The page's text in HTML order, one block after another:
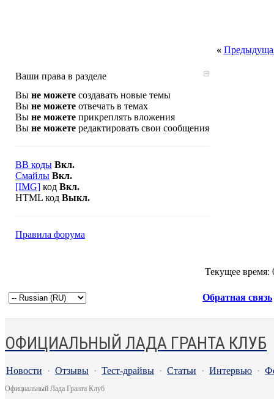
«
Ваши права в разделе
Вы не можете создавать новые темы
Вы не можете отвечать в темах
Вы не можете прикреплять вложения
Вы не можете редактировать свои сообщения
BB коды Вкл.
Смайлы Вкл.
[IMG] код Вкл.
HTML код Выкл.
Правила форума
Текущее время:
Обратная связь
ОФИЦИАЛЬНЫЙ ЛАДА ГРАНТА КЛУБ
Новости · Отзывы · Тест-драйвы · Статьи · Интервью ·
Официальный Лада Гранта Клуб